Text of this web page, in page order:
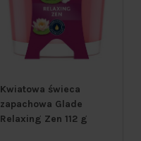
Kwiatowa świeca
zapachowa Glade
Relaxing Zen 112 g